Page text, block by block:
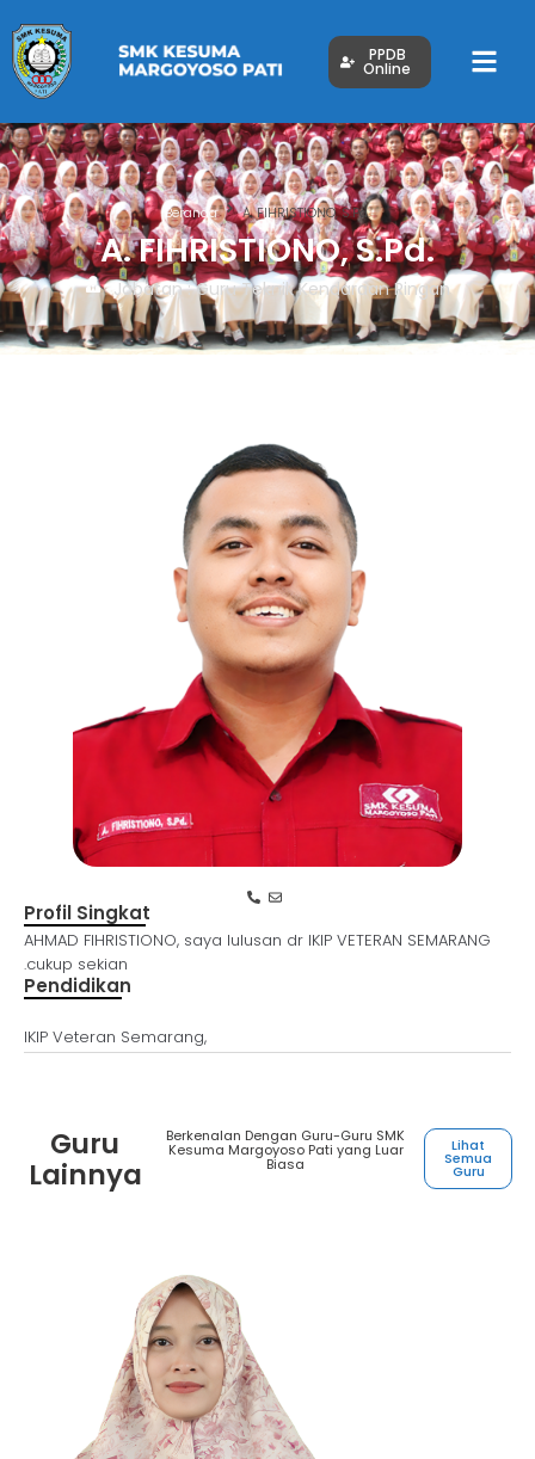
PPDB
Online
Beranda A. FIHRISTIONO, S.Pd.
A. FIHRISTIONO, S.Pd.
Jabatan : Guru Teknik Kendaraan Ringan
Profil Singkat
AHMAD FIHRISTIONO, saya lulusan dr IKIP VETERAN SEMARANG
.cukup sekian
Pendidikan
IKIP Veteran Semarang,
Guru
Lainnya
Berkenalan Dengan Guru-Guru SMK
Kesuma Margoyoso Pati yang Luar
Biasa
Lihat
Semua
Guru